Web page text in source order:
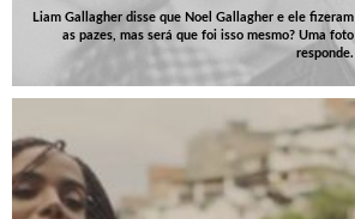
Liam Gallagher disse que Noel Gallagher e ele fizeram
as pazes, mas será que foi isso mesmo? Uma foto
responde.